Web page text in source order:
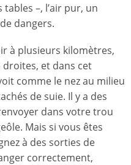
–, l’air pur, un
dangers.
à plusieurs kilomètres,
et dans cet
comme le nez au milieu
de suie. Il y a des
dans votre trou
Mais si vous êtes
à des sorties de
correctement,